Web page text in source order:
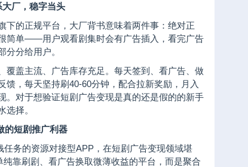
厂，稳字当头
下的正规平台，大厂背书意味着两件事：绝对正
简单——用户观看剧集时会有广告插入，看完广告
分分给用户。
覆盖主流、广告库存充足。每天签到、看广告、做
馈，每天坚持刷40-60分钟，配合拉新奖励，月入
。对于想验证短剧广告变现是真的还是假的的新手
选择。
的短剧推广利器
任务的资源对接型APP，在短剧广告变现领域堪
纯靠刷剧、看广告换取微薄收益的平台，而是聚合